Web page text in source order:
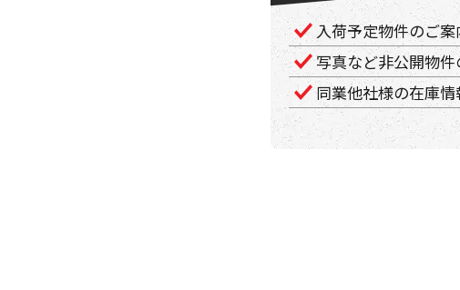
入荷予定物件のご案
写真など非公開物
同業他社様の在庫